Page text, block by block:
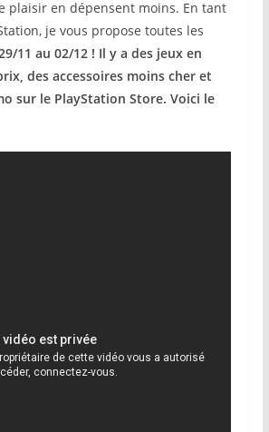
plaisir en dépensent moins. En tant
je vous propose toutes les
11 au 02/12 ! Il y a des jeux en
des accessoires moins cher et
sur le PlayStation Store. Voici le